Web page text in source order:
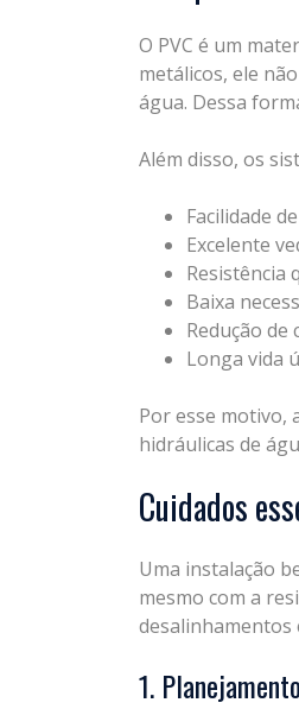
O PVC é um
metálicos, ele
água. Dessa
Além disso, os
Facilidade
Excelente
Resistência
Baixa
Redução de
Longa vida
Por esse motivo,
hidráulicas de
Cuidados
Uma instalação
mesmo com a
desalinhamentos
1.